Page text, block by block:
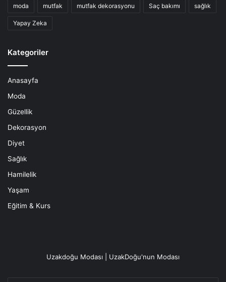
moda mutfak mutfak dekorasyonu Saç bakımı sağlık
Yapay Zeka
Kategoriler
Anasayfa
Moda
Güzellik
Dekorasyon
Diyet
Sağlık
Hamilelik
Yaşam
Eğitim & Kurs
Uzakdoğu Modası | UzakDoğu'nun Modası